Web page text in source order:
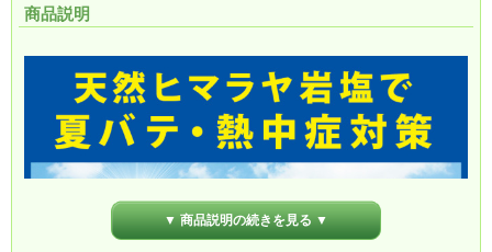
商品説明
▼ 商品説明の続きを見る ▼